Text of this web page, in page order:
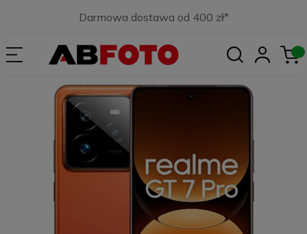
Darmowa dostawa od 400 zł*